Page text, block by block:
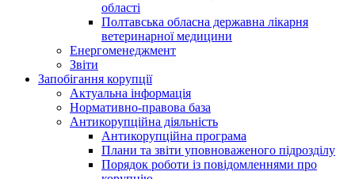
області
Полтавська обласна державна лікарня
ветеринарної медицини
Енергоменеджмент
Звіти
Запобігання корупції
Актуальна інформація
Нормативно-правова база
Антикорупційна діяльність
Антикорупційна програма
Плани та звіти уповноваженого підрозділу
Порядок роботи із повідомленнями про